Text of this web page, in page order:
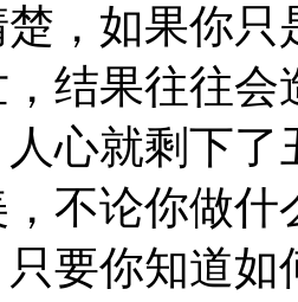
，如果你只
结果往往会
心就剩下了
不论你做什
要你知道如